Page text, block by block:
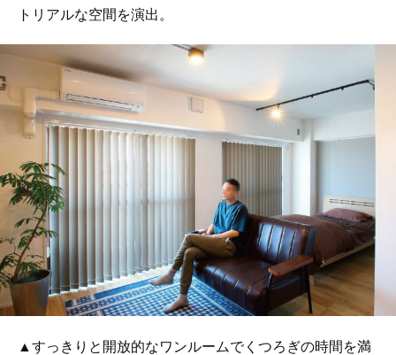
トリアルな空間を演出。
▲すっきりと開放的なワンルームでくつろぎの時間を満